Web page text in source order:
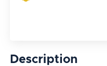
Description